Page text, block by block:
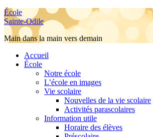
École
Sainte-Odile
Main dans la main vers demain
Accueil
École
Notre école
L’école en images
Vie scolaire
Nouvelles de la vie scolaire
Activités parascolaires
Information utile
Horaire des élèves